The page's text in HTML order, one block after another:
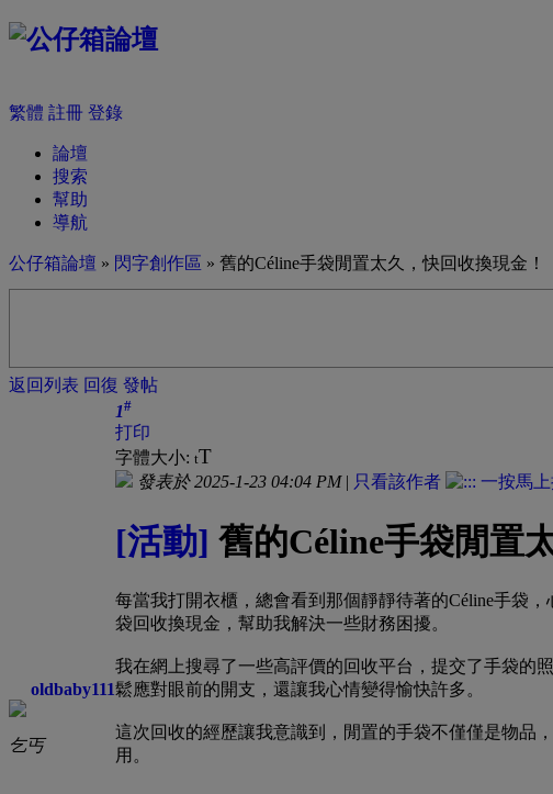
繁體 註冊 登錄
論壇
搜索
幫助
導航
公仔箱論壇 » 閃字創作區 » 舊的Céline手袋閒置太久，快回收換現金！
返回列表 回復 發帖
oldbaby111
乞丐
1#
打印
字體大小: tT
發表於 2025-1-23 04:04 PM| 只看該作者
[活動] 舊的Céline手袋閒置
每當我打開衣櫃，總會看到那個靜靜待著的Céline手袋
袋回收換現金，幫助我解決一些財務困擾。
我在網上搜尋了一些高評價的回收平台，提交了手袋的
鬆應對眼前的開支，還讓我心情變得愉快許多。
這次回收的經歷讓我意識到，閒置的手袋不僅僅是物品
用。